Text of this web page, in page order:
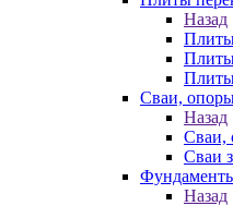
Назад
Сваи,
Назад
Сваи,
Сваи
Назад